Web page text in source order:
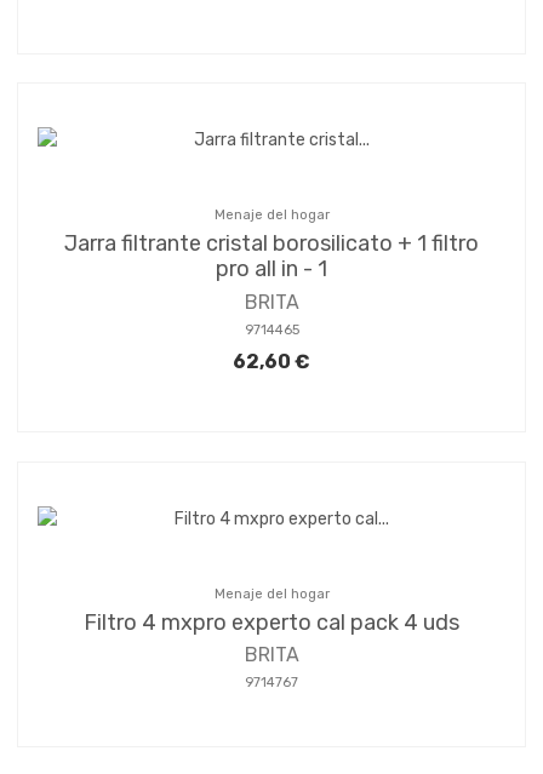
Menaje del hogar
Jarra filtrante cristal borosilicato + 1 filtro
pro all in - 1
BRITA
9714465
62,60 €
Menaje del hogar
Filtro 4 mxpro experto cal pack 4 uds
BRITA
9714767